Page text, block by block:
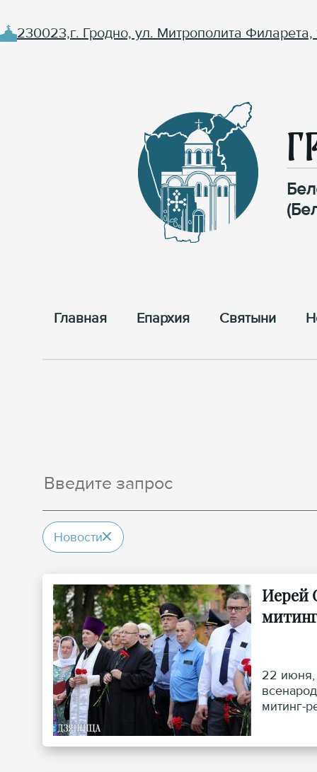
230023,г. Гродно, ул. Митрополита Филарета,
Главная Епархия Cвятыни
Новости
Иерей
22 июня,
митинг-